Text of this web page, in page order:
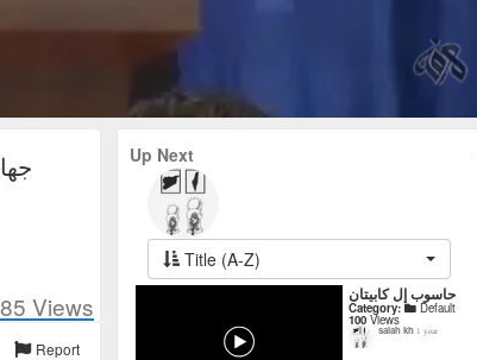
Views
Report
Up Next
Title (A-Z)
حاسوب إل كابيتان
Category: Default
100 Views
salah kh 1 year